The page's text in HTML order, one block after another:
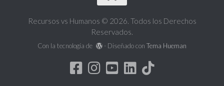
Recursos vs Humanos © 2026. Todos los Derechos
Reservados.
Con la tecnología de - Diseñado con Tema Hueman